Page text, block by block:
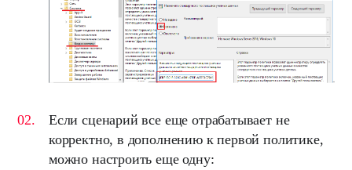
Если сценарий все еще отрабатывает не
корректно, в дополнению к первой политике,
можно настроить еще одну: